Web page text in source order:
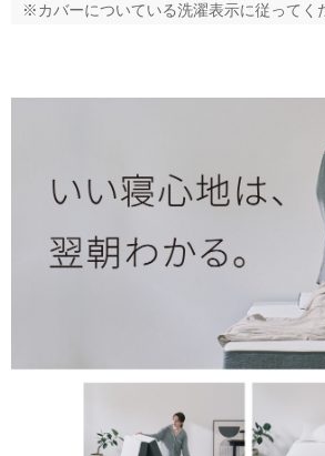
※カバーについている洗濯表示に従ってく